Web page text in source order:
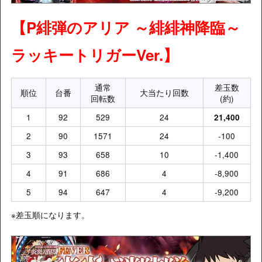
【P緋弾のアリア ～緋緋神降臨～
ラッキートリガーVer.】
順位 台番
通常
回転数
大当たり回数
差玉数
(約)
1
92 529 24 21,400
2 90 1571 24
-100
3
93 658 10
-1,400
4
91 686 4
-8,900
5
94 647 4
-9,200
※差玉順になります。